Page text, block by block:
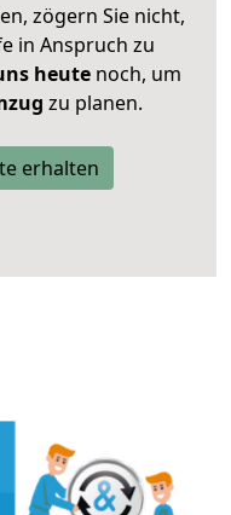
zögern Sie nicht,
in Anspruch zu
heutenoch, um
zu planen.
erhalten